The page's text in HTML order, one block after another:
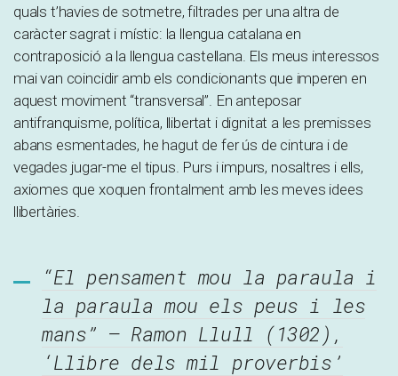
quals t’havies de sotmetre, filtrades per una altra de
caràcter sagrat i místic: la llengua catalana en
contraposició a la llengua castellana. Els meus interessos
mai van coincidir amb els condicionants que imperen en
aquest moviment “transversal”. En anteposar
antifranquisme, política, llibertat i dignitat a les premisses
abans esmentades, he hagut de fer ús de cintura i de
vegades jugar-me el tipus. Purs i impurs, nosaltres i ells,
axiomes que xoquen frontalment amb les meves idees
llibertàries.
“El pensament mou la paraula i
la paraula mou els peus i les
mans” – Ramon Llull (1302),
‘Llibre dels mil proverbis’